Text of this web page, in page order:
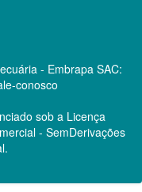
- Embrapa SAC:
conosco
sob a Licença
- SemDerivações